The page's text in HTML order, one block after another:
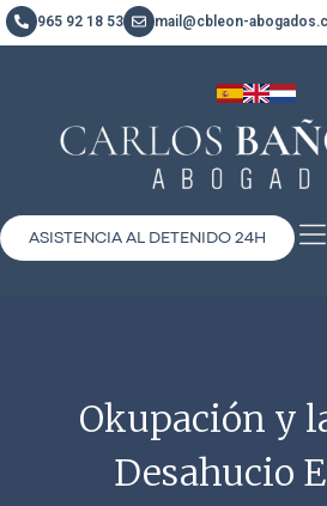
965 92 18 53 mail@cbleon-
ASISTENCIA AL DETENIDO 24H
Okupación y
Desahucio